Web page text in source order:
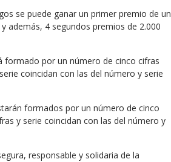
se puede ganar un primer premio de un
además, 4 segundos premios de 2.000
formado por un número de cinco cifras
coincidan con las del número y serie
formados por un número de cinco
y serie coincidan con las del número y
responsable y solidaria de la